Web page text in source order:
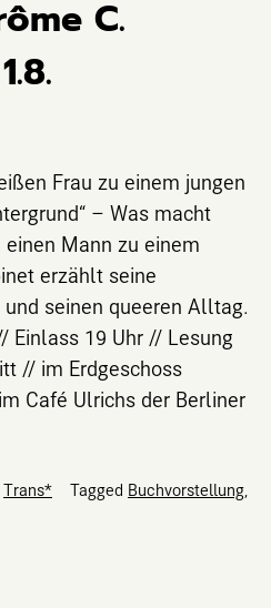
C.
Frau zu einem jungen
– Was macht
Mann zu einem
erzählt seine
seinen queeren Alltag.
Einlass 19 Uhr // Lesung
// im Erdgeschoss
Café Ulrichs der Berliner
Trans* Tagged Buchvorstellung,